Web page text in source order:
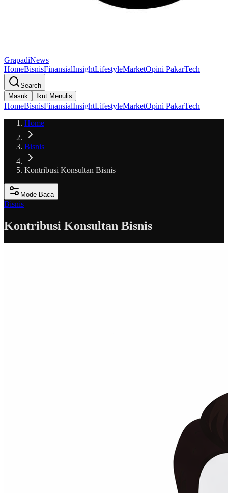
GrapadiNews
HomeBisnisFinansialInsightLifestyleMarketOpini PakarTech
Search
Masuk
Ikut Menulis
HomeBisnisFinansialInsightLifestyleMarketOpini PakarTech
Home
Bisnis
Kontribusi Konsultan Bisnis
Mode Baca
Bisnis
Kontribusi Konsultan Bisnis